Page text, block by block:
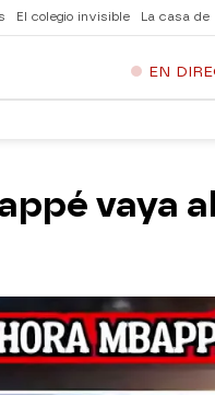
El colegio invisible La casa de
EN
vaya